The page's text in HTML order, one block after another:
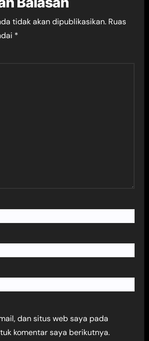
tidak akan dipublikasikan. Ruas
*
dan situs web saya pada
komentar saya berikutnya.